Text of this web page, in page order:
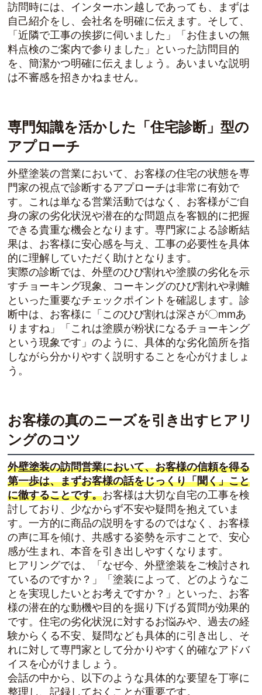
訪問時には、インターホン越しであっても、まずは
自己紹介をし、会社名を明確に伝えます。そして、
「近隣で工事の挨拶に伺いました」「お住まいの無
料点検のご案内で参りました」といった訪問目的
を、簡潔かつ明確に伝えましょう。あいまいな説明
は不審感を招きかねません。
専門知識を活かした「住宅診断」型の
アプローチ
外壁塗装の営業において、お客様の住宅の状態を専
門家の視点で診断するアプローチは非常に有効で
す。これは単なる営業活動ではなく、お客様がご自
身の家の劣化状況や潜在的な問題点を客観的に把握
できる貴重な機会となります。専門家による診断結
果は、お客様に安心感を与え、工事の必要性を具体
的に理解していただく助けとなります。
実際の診断では、外壁のひび割れや塗膜の劣化を示
すチョーキング現象、コーキングのひび割れや剥離
といった重要なチェックポイントを確認します。診
断中は、お客様に「このひび割れは深さが〇mmあ
りますね」「これは塗膜が粉状になるチョーキング
という現象です」のように、具体的な劣化箇所を指
しながら分かりやすく説明することを心がけましょ
う。
お客様の真のニーズを引き出すヒアリ
ングのコツ
外壁塗装の訪問営業において、お客様の信頼を得る
第一歩は、まずお客様の話をじっくり「聞く」こと
に徹することです。お客様は大切な自宅の工事を検
討しており、少なからず不安や疑問を抱えていま
す。一方的に商品の説明をするのではなく、お客様
の声に耳を傾け、共感する姿勢を示すことで、安心
感が生まれ、本音を引き出しやすくなります。
ヒアリングでは、「なぜ今、外壁塗装をご検討され
ているのですか？」「塗装によって、どのようなこ
とを実現したいとお考えですか？」といった、お客
様の潜在的な動機や目的を掘り下げる質問が効果的
です。住宅の劣化状況に対するお悩みや、過去の経
験からくる不安、疑問なども具体的に引き出し、そ
れに対して専門家として分かりやすく的確なアドバ
イスを心がけましょう。
会話の中から、以下のような具体的な要望を丁寧に
整理し、記録しておくことが重要です。